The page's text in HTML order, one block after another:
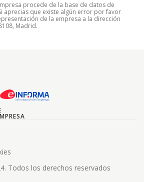
procede de la base de datos de
Si aprecias que existe algún error por favor
de la empresa a la dirección
Madrid.
Todos los derechos reservados